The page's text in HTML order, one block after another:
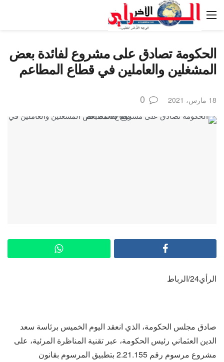
الحكومة تصادق على مشروع لفائدة بعض
المشغلين والعاملين في قطاع المطاعم
18 مارس، 2021 0
الرأي24/الرباط
صادق مجلس الحكومة، الذي انعقد اليوم الخميس برئاسة سعد
الدين العثماني رئيس الحكومة، عبر تقنية المناظرة المرئية، على
مشروع مرسوم رقم 2.21.155 بتطبيق المرسوم بقانون